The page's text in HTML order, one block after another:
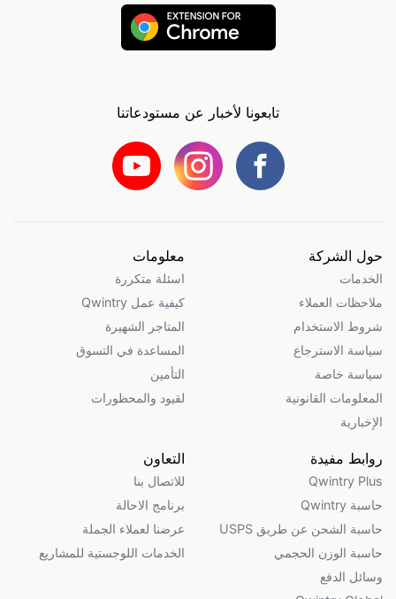
تابعونا لأخبار عن مستودعاتنا
حول الشركة
الخدمات
ملاحظات العملاء
شروط الاستخدام
سياسة الاسترجاع
سياسة خاصة
المعلومات القانونية
الإخبارية
معلومات
اسئلة متكررة
كيفية عمل Qwintry
المتاجر الشهيرة
المساعدة في التسوق
التأمين
لقيود والمحظورات
روابط مفيدة
Qwintry Plus
حاسبة Qwintry
حاسبة الشحن عن طريق USPS
حاسبة الوزن الحجمي
وسائل الدفع
التعاون
للاتصال بنا
برنامج الاحالة
عرضنا لعملاء الجملة
الخدمات اللوجستية للمشاريع